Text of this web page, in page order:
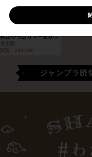
私はやっぱりマー君が好き
青生響
閲覧： 248,146
ジャンプラ読